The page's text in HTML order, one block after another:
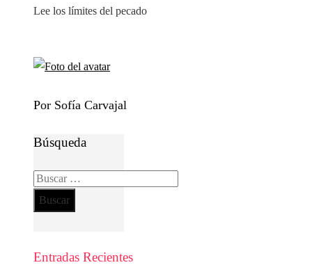
Lee los límites del pecado
Por Sofía Carvajal
Búsqueda
Buscar:
Entradas Recientes